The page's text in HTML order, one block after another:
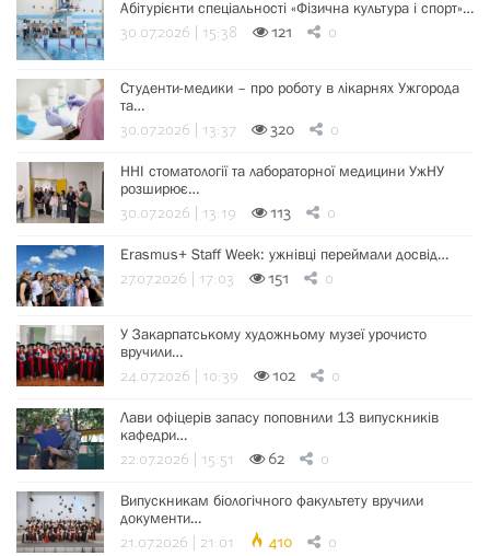
Абітурієнти спеціальності «Фізична культура і спорт»…
30.07.2026 | 15:38 121 0
Студенти-медики – про роботу в лікарнях Ужгорода
та…
30.07.2026 | 13:37 320 0
ННІ стоматології та лабораторної медицини УжНУ
розширює…
30.07.2026 | 13:19 113 0
Erasmus+ Staff Week: ужнівці переймали досвід…
27.07.2026 | 17:03 151 0
У Закарпатському художньому музеї урочисто
вручили…
24.07.2026 | 10:39 102 0
Лави офіцерів запасу поповнили 13 випускників
кафедри…
22.07.2026 | 15:51 62 0
Випускникам біологічного факультету вручили
документи…
21.07.2026 | 21:01 410 0